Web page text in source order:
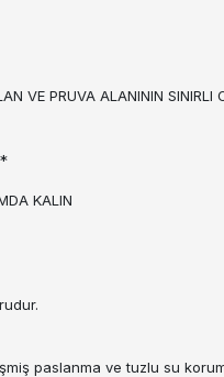
VE PRUVA ALANININ
KALIN
paslanma ve tuzlu su